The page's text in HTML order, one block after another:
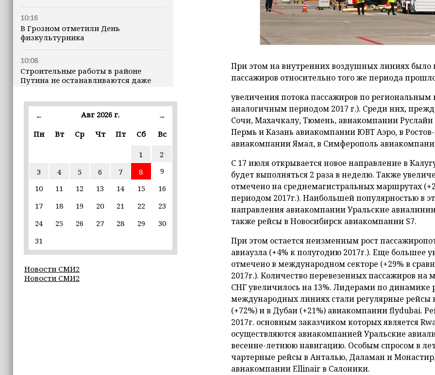
10:16
В Грозном отметили День
физкультурника
10:08
Строительные работы в районе
Путина не останавливаются даже
марта
В пяти школах столицы обновляют
инфраструктуру по госпрограмме
Силы ПВО сбили 75 БПЛА над
сутки
20:09
19:37
← Авг 2026 г.
→
Пн
Вт Ср Чт Пт Сб Вс
1
2
3
4 5 6 7 8
9
10
11 12 13 14 15
16
17
18 19 20 21 22
23
24
25 26 27 28 29
30
31
Новости СМИ2
Новости СМИ2
При этом на внутренних воздушных линиях было
пассажиров относительно того же периода
увеличения потока пассажиров по
аналогичным периодом 2017 г.). Среди них,
Сочи, Махачкалу, Тюмень, авиакомпании
Пермь и Казань авиакомпании ЮВТ Аэро, в
авиакомпании Ямал, в Симферополь
С 17 июля открывается новое направление в
будет выполняться 2 раза в неделю. Также
отмечено на среднемагистральных маршрутах
периодом 2017г.). Наибольшей популярностью в
направления авиакомпании Уральские
также рейсы в Новосибирск авиакомпании S7.
При этом остается неизменным рост
авиаузла (+4% к полугодию 2017г.). Еще большее
отмечено в международном секторе (+29% в
2017г.). Количество перевезенных пассажиров
СНГ увеличилось на 13%. Лидерами по динамике
международных линиях стали регулярные рейсы
(+72%) и в Дубаи (+21%) авиакомпании flydubai.
2017г. основным заказчиком которых является
осуществляются авиакомпанией Уральские
весенне-летнюю навигацию. Особым спросом в
чартерные рейсы в Анталью, Даламан и
авиакомпании Ellinair в Салоники.